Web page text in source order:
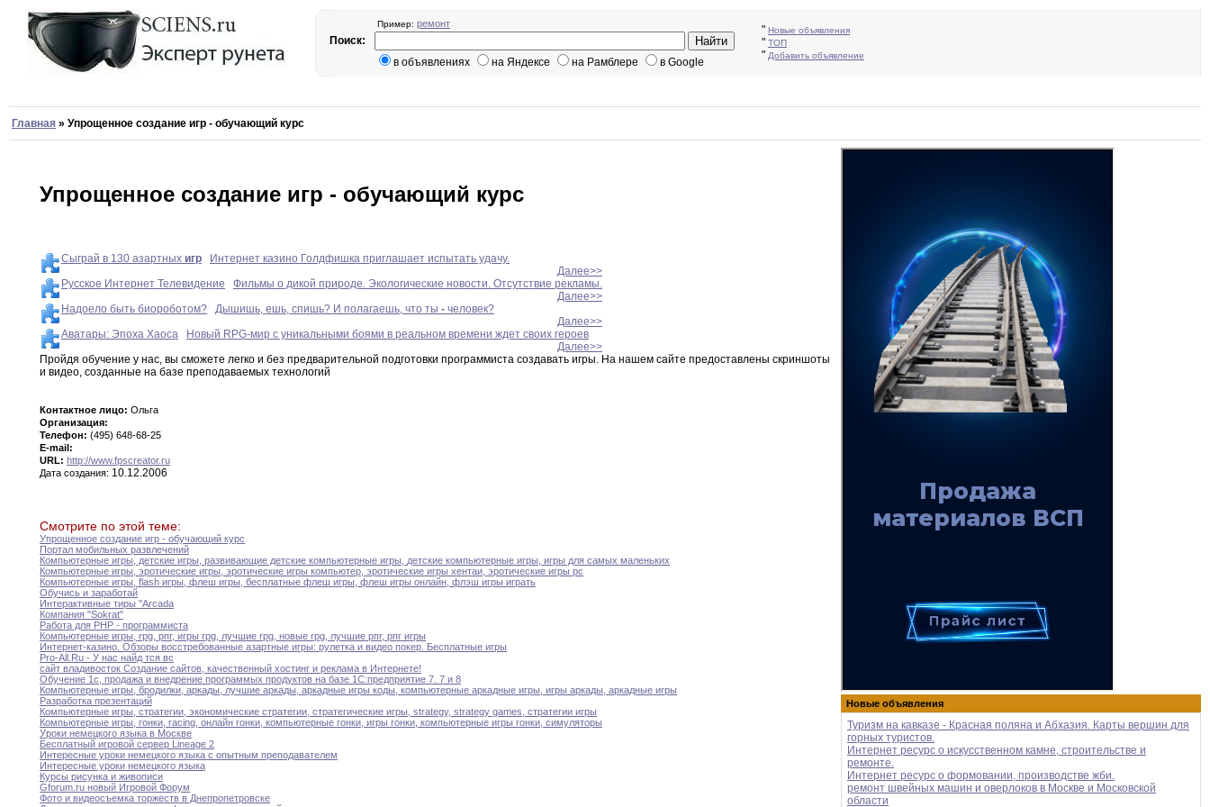
Пример: ремонт " Новые объявления
" ТОП
" Добавить объявление
Поиск:
в объявлениях
на Яндексе на Рамблере в Google
Главная » Упрощенное создание игр - обучающий курс
Новые объявления
Туризм на кавказе - Красная поляна и Абхазия. Карты вершин для
горных туристов.
Интернет ресурс о искусственном камне, строительстве и
ремонте.
Интернет ресурс о формовании, производстве жби.
ремонт швейных машин и оверлоков в Москве и Московской
области
Упрощенное создание игр - обучающий курс
Сыграй в 130 азартных игр
Интернет казино Голдфишка приглашает испытать удачу.
Далее>>
Русское Интернет Телевидение
Фильмы о дикой природе. Экологические новости. Отсутствие рекламы.
Далее>>
Надоело быть биороботом?
Дышишь, ешь, спишь? И полагаешь, что ты - человек?
Далее>>
Аватары: Эпоха Хаоса
Новый RPG-мир с уникальными боями в реальном времени ждет своих героев
Далее>>
Пройдя обучение у нас, вы сможете легко и без предварительной подготовки программиста создавать игры. На нашем сайте предоставлены скриншоты
и видео, созданные на базе преподаваемых технологий
Контактное лицо: Ольга
Организация:
Телефон: (495) 648-68-25
E-mail:
URL: http://www.fpscreator.ru
Дата создания: 10.12.2006
Смотрите по этой теме:
Упрощенное создание игр - обучающий курс
Портал мобильных развлечений
Компьютерные игры
детские игры развивающие детские компьютерные игры, детские компьютерные игры игры для самых маленьких
Компьютерные игры эротические игры эротические игры компьютер эротические игры хентаи эротические игры pc
Компьютерные игры flash игры флеш игры бесплатные флеш игры флеш игры онлайн флэш игры играть
Обучись и заработай
Интерактивные тиры "Arcada
Компания "Sokrat"
Работа для PHP - программиста
Компьютерные игры rpg рпг, игры rpg лучшие rpg, новые rpg лучшие рпг, рпг игры
Интернет-казино Обзоры восстребованные азартные игры: рулетка и видео покер
Бесплатные игры
Pro-All
Ru - У нас найд тся вс
сайт владивосток Создание сайтов качественный хостинг и реклама в Интернете!
Обучение 1с продажа и внедрение программых продуктов на базе 1С:предприятие 7 7 и 8
Компьютерные игры бродилки аркады лучшие аркады аркадные игры коды компьютерные аркадные игры игры аркады аркадные игры
Разработка презентаций
Компьютерные игры стратегии экономические стратегии стратегические игры strategy, strategy games стратегии игры
Компьютерные игры гонки racing онлайн гонки компьютерные гонки, игры гонки компьютерные игры гонки симуляторы
Уроки немецкого языка в Москве
Бесплатный игровой сервер Lineage 2
Интересные уроки немецкого языка с опытным преподавателем
Интересные уроки немецкого языка
Курсы рисунка и живописи
Gforum ru новый Игровой Форум
Фото и видеосъемка торжеств в Днепропетровске